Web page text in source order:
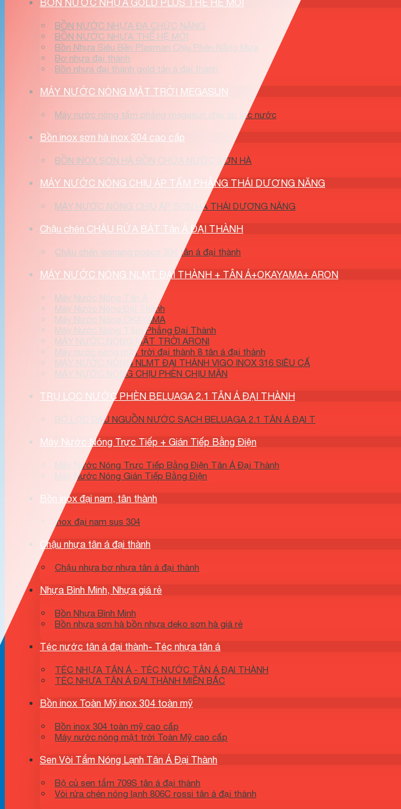
BỒN NƯỚC NHỰA GOLD PLUS THE HE MOI
BỒN NƯỚC NHỰA ĐA CHỨC NĂNG
BỒN NƯỚC NHỰA THẾ HỆ MỚI
Bồn Nhựa Siêu Bền Plasman Chịu Phèn Nắng Mưa
Bơ nhựa đại thành
Bồn nhựa đại thành gold tân á đại thành
MÁY NƯỚC NÓNG MẶT TRỜI MEGASUN
Máy nước nóng tấm phẳng megasun chịu áp lực nước
Bồn inox sơn hà inox 304 cao cấp
BỒN INOX SƠN HÀ BỒN CHỨA NƯỚC SƠN HÀ
MÁY NƯỚC NÓNG CHỊU ÁP TẤM PHẲNG THÁI DƯƠNG NĂNG
MÁY NƯỚC NÓNG CHỊU ÁP SƠN HÀ THÁI DƯƠNG NĂNG
Chậu chén CHẬU RỬA BÁT Tân Á ĐẠI THÀNH
Chậu chén wonang posco 304 tân á đại thành
MÁY NƯỚC NÓNG NLMT ĐẠI THÀNH + TÂN Á+OKAYAMA+ ARON
Máy Nước Nóng Tân Á
Máy Nước Nóng Đại Thành
Máy Nước Nóng OKAYAMA
Máy Nước Nóng Tấm Phẳng Đại Thành
MÁY NƯỚC NÓNG MẶT TRỜI ARONI
Máy nước nóng mặt trời đại thành 8 tân á đại thành
MÁY NƯỚC NÓNG NLMT ĐẠI THÀNH VIGO INOX 316 SIÊU CẤ
MÁY NƯỚC NÓNG CHỊU PHÈN CHỊU MẶN
TRỤ LỌC NƯỚC PHÈN BELUAGA 2.1 TÂN Á ĐẠI THÀNH
BỘ LỌC ĐÀU NGUỒN NƯỚC SẠCH BELUAGA 2.1 TÂN Á ĐẠI T
Máy Nước Nóng Trực Tiếp + Gián Tiếp Bằng Điện
Máy Nước Nóng Trực Tiếp Bằng Điện Tân Á Đại Thành
Máy Nước Nóng Gián Tiếp Bằng Điện
Bồn inox đại nam, tân thành
inox đại nam sus 304
Chậu nhựa tân á đại thành
Chậu nhựa bơ nhựa tân á đại thành
Nhựa Bình Minh, Nhựa giá rẻ
Bồn Nhựa Bình Minh
Bồn nhựa sơn hà bồn nhựa deko sơn hà giá rẻ
Téc nước tân á đại thành- Téc nhựa tân á
TÉC NHỰA TÂN Á - TÉC NƯỚC TÂN Á ĐẠI THÀNH
TÉC NHƯA TÂN Á ĐẠI THÀNH MIỀN BẮC
Bồn inox Toàn Mỹ inox 304 toàn mỹ
Bồn inox 304 toàn mỹ cao cấp
Máy nước nóng mặt trời Toàn Mỹ cao cấp
Sen Vòi Tắm Nóng Lạnh Tân Á Đại Thành
Bộ củ sen tắm 709S tân á đại thành
Vòi rửa chén nóng lạnh 806C rossi tân á đại thành